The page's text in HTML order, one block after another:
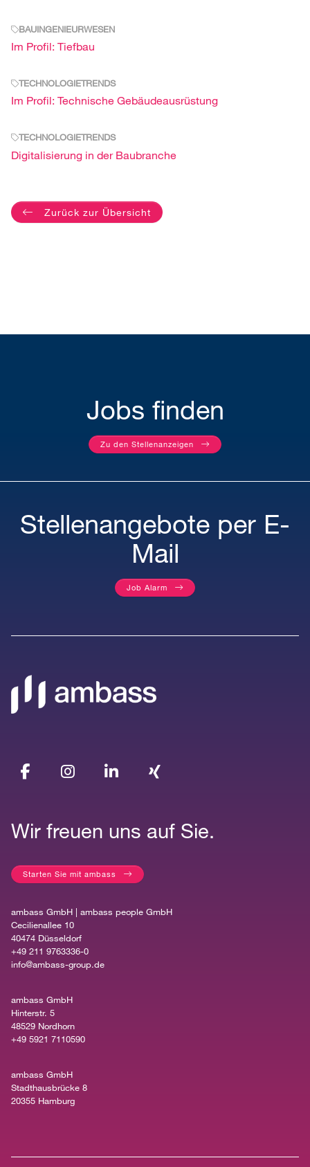
BAUINGENIEURWESEN
Im Profil: Tiefbau
TECHNOLOGIETRENDS
Im Profil: Technische Gebäudeausrüstung
TECHNOLOGIETRENDS
Digitalisierung in der Baubranche
Zurück zur Übersicht
Jobs finden
Zu den Stellenanzeigen
Stellenangebote per E-
Mail
Job Alarm
Wir freuen uns auf Sie.
Starten Sie mit ambass
ambass GmbH | ambass people GmbH
Cecilienallee 10
40474 Düsseldorf
+49 211 9763336-0
info@ambass-group.de
ambass GmbH
Hinterstr. 5
48529 Nordhorn
+49 5921 7110590
ambass GmbH
Stadthausbrücke 8
20355 Hamburg